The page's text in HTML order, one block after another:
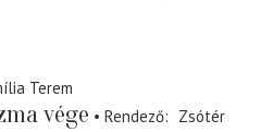
Terem
vége Rendező
Zsótér